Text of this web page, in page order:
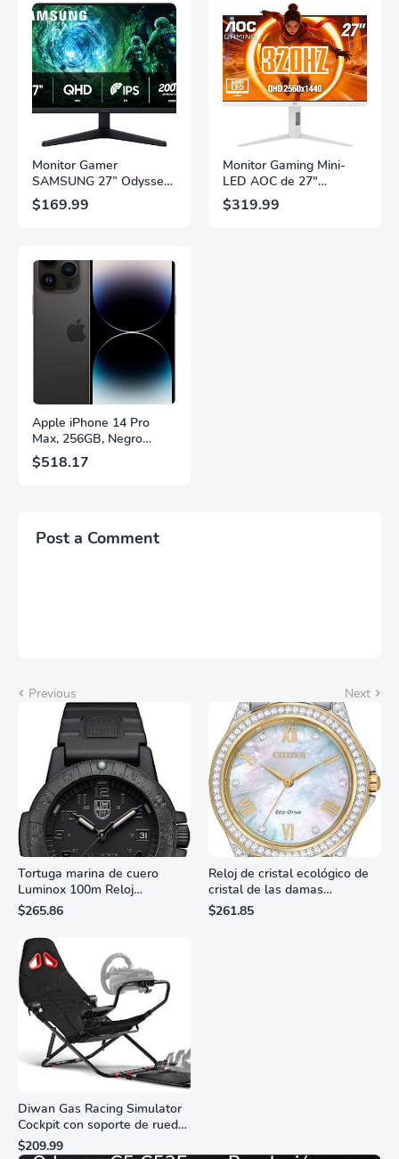
Monitor Gamer
SAMSUNG 27” Odyssey
G5 G53F con Resolución
QHD, HDR10,
Panel IPS, AMD
FreeSync™ Premium,
Ecualizador Negro,
Cambio Automático de
Fuente,
LS27FG532ENXZA
$169.99
Monitor Gaming Mini-
LED AOC de 27"
Pulgadas, QHD
2560×1440, 320Hz, 1ms
$319.99
Apple iPhone 14 Pro
Max, 256GB, Negro
Espacial - Desbloqueado
(Renovado)
$518.17
Post a Comment
Previous Next
Tortuga marina de cuero
Luminox 100m Reloj
analógico de cuarzo
resistente al agua
$265.86
Reloj de cristal ecológico de
cristal de las damas
ciudadanas, 3 manos,
marcadores de números
$261.85
Diwan Gas Racing Simulator
Cockpit con soporte de rueda
de carreras plegable y
$209.99
Monitor Gamer SAMSUNG 27”